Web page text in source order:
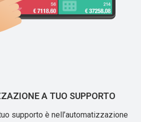
A TUO SUPPORTO
supporto è nell’automatizzazione